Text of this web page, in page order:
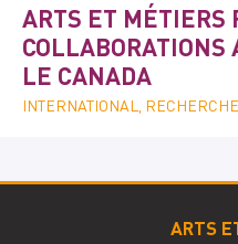
ARTS ET MÉTIERS
COLLABORATIONS
LE CANADA
INTERNATIONAL, RECHERCHE
ARTS